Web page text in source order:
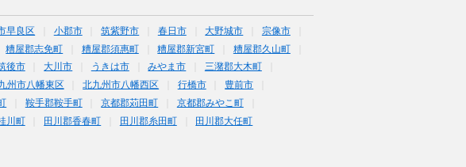
早良区 小郡市 筑紫野市 春日市 大野城市
宗像市
糟屋郡志免町 糟屋郡須惠町 糟屋郡新宮町
糟屋郡久山町
後市 大川市 うきは市 みやま市
三潴郡大木町
州市八幡東区 北九州市八幡西区 行橋市
豊前市
鞍手郡鞍手町 京都郡苅田町
京都郡みやこ町
川町 田川郡香春町 田川郡糸田町 田川郡大任町